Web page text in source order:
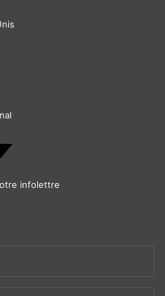
infolettre